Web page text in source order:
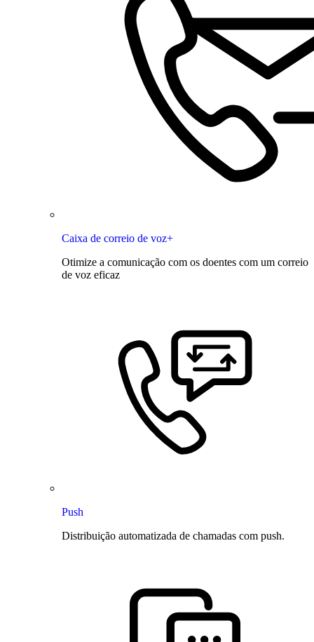
Caixa de correio de voz+
Otimize a comunicação com os doentes com um correio
de voz eficaz
Push
Distribuição automatizada de chamadas com push.